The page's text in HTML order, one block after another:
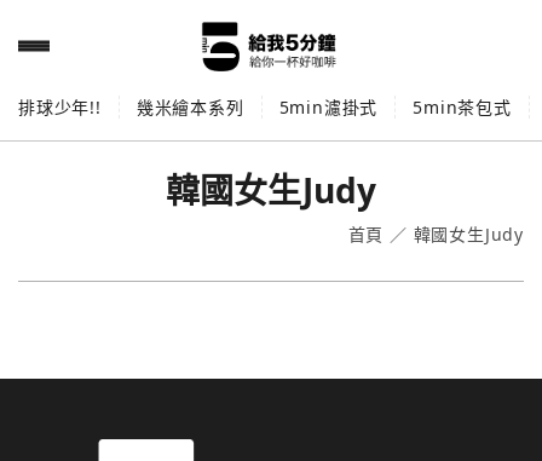
排球少年!! 幾米繪本系列 5min濾掛式 5min茶包式
韓國女生Judy
首頁 ／ 韓國女生Judy